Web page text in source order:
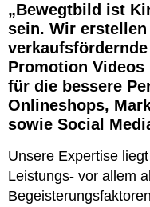
„Bewegtbild ist
sein. Wir
Promotion Videos
für die bessere
Onlineshops,
sowie Social
Unsere Expertise
Leistungs- vor allem